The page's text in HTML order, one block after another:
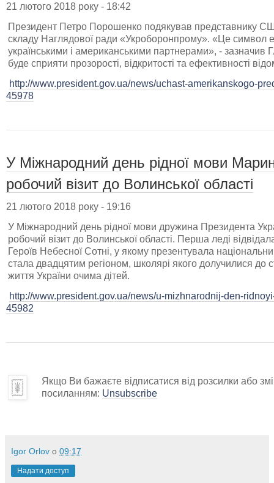
21 лютого 2018 року - 18:42
Президент Петро Порошенко подякував представнику
складу Наглядової ради «Укроборонпрому». «Це символ
українськими і американськими партнерами», -
буде сприяти прозорості, відкритості та ефективності
http://www.president.gov.ua/news/uchast-amerikanskogo-
45978
У Міжнародний день рідної мови
робочий візит до Волинської області
21 лютого 2018 року - 19:16
У Міжнародний день рідної мови дружина Президента
робочий візит до Волинської області. Перша леді
Героїв Небесної Сотні, у якому презентувала
стала двадцятим регіоном, школярі якого долучилися до
життя України очима дітей.
http://www.president.gov.ua/news/u-mizhnarodnij-den-
45982
Якщо Ви бажаєте відписатися від розсилки або
посиланням: Unsubscribe
Igor Orlov о 09:17
Надати доступ